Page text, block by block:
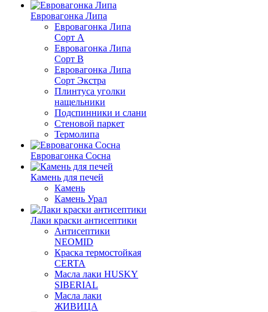
Евровагонка Липа
Евровагонка Липа
Сорт А
Евровагонка Липа
Сорт В
Евровагонка Липа
Сорт Экстра
Плинтуса уголки
нащельники
Подспинники и слани
Стеновой паркет
Термолипа
Евровагонка Сосна
Камень для печей
Камень
Камень Урал
Лаки краски антисептики
Антисептики
NEOMID
Краска термостойкая
CERTA
Масла лаки HUSKY
SIBERIAL
Масла лаки
ЖИВИЦА